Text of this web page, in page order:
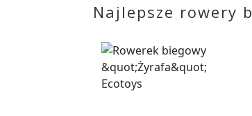
Najlepsze rowery